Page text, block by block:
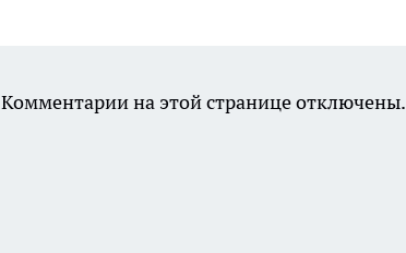
Комментарии на этой странице отключены.